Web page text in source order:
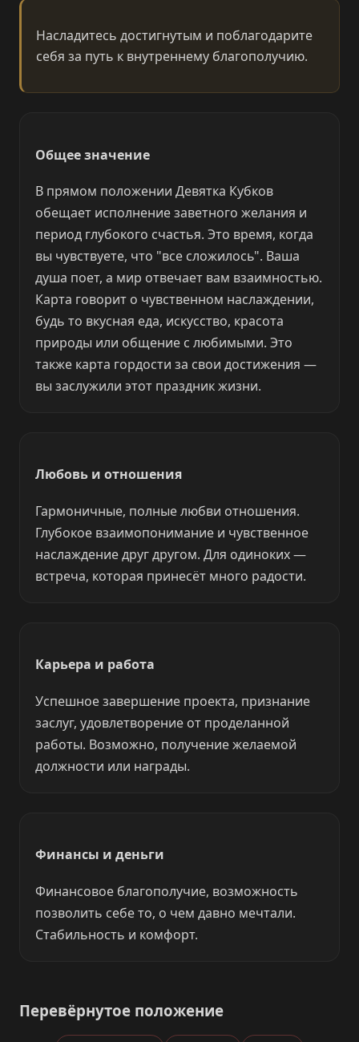
Насладитесь достигнутым и поблагодарите
себя за путь к внутреннему благополучию.
Общее значение
В прямом положении Девятка Кубков
обещает исполнение заветного желания и
период глубокого счастья. Это время, когда
вы чувствуете, что "все сложилось". Ваша
душа поет, а мир отвечает вам взаимностью.
Карта говорит о чувственном наслаждении,
будь то вкусная еда, искусство, красота
природы или общение с любимыми. Это
также карта гордости за свои достижения —
вы заслужили этот праздник жизни.
Любовь и отношения
Гармоничные, полные любви отношения.
Глубокое взаимопонимание и чувственное
наслаждение друг другом. Для одиноких —
встреча, которая принесёт много радости.
Карьера и работа
Успешное завершение проекта, признание
заслуг, удовлетворение от проделанной
работы. Возможно, получение желаемой
должности или награды.
Финансы и деньги
Финансовое благополучие, возможность
позволить себе то, о чем давно мечтали.
Стабильность и комфорт.
Перевёрнутое положение